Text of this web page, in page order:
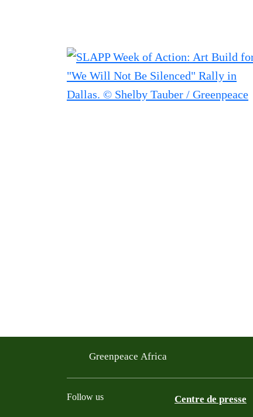
Greenpeace Africa
Follow us Centre de presse